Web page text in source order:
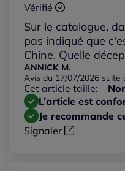
Les plus anciens
Notes les plus élevées
Notes les plus basses
Vérifié
Sur le catalogue,
pas indiqué que
Chine. Quelle
ANNICK M.
Avis du 17/07/2026 suite
Cet article taille:
L’article est
Je recommande
Signaler